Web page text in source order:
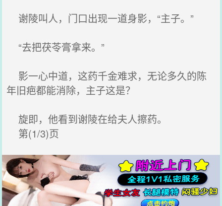
谢陵叫人，门口出现一道身影，“主子。”
“去把茯苓膏拿来。”
影一心中道，这药千金难求，无论多久的陈
年旧疤都能消除，主子这是？
旋即，他看到谢陵在给夫人擦药。
第(1/3)页